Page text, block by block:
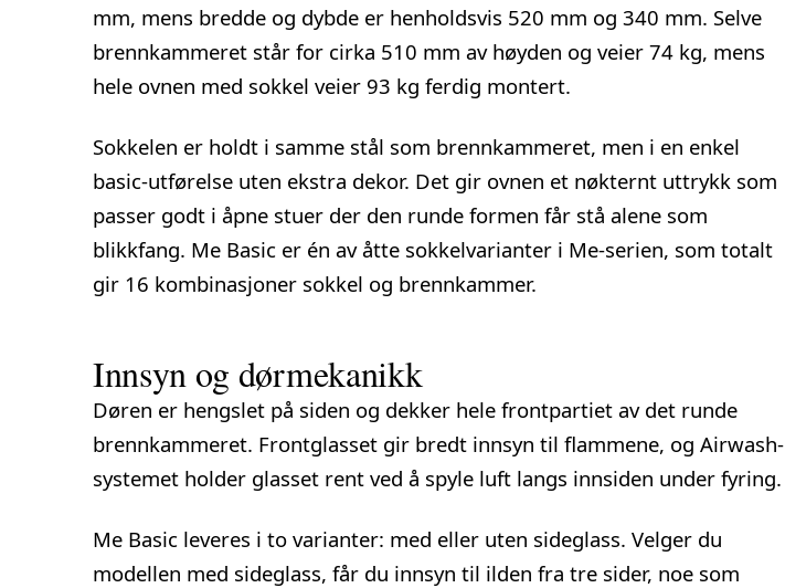
mm, mens bredde og dybde er henholdsvis 520 mm og 340 mm. Selve
brennkammeret står for cirka 510 mm av høyden og veier 74 kg, mens
hele ovnen med sokkel veier 93 kg ferdig montert.
Sokkelen er holdt i samme stål som brennkammeret, men i en enkel
basic-utførelse uten ekstra dekor. Det gir ovnen et nøkternt uttrykk som
passer godt i åpne stuer der den runde formen får stå alene som
blikkfang. Me Basic er én av åtte sokkelvarianter i Me-serien, som totalt
gir 16 kombinasjoner sokkel og brennkammer.
Innsyn og dørmekanikk
Døren er hengslet på siden og dekker hele frontpartiet av det runde
brennkammeret. Frontglasset gir bredt innsyn til flammene, og Airwash-
systemet holder glasset rent ved å spyle luft langs innsiden under fyring.
Me Basic leveres i to varianter: med eller uten sideglass. Velger du
modellen med sideglass, får du innsyn til ilden fra tre sider, noe som